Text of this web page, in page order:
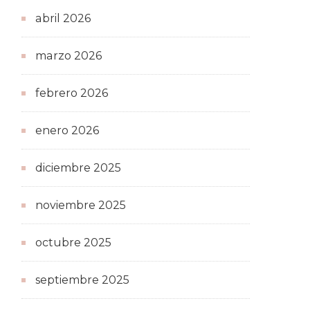
abril 2026
marzo 2026
febrero 2026
enero 2026
diciembre 2025
noviembre 2025
octubre 2025
septiembre 2025